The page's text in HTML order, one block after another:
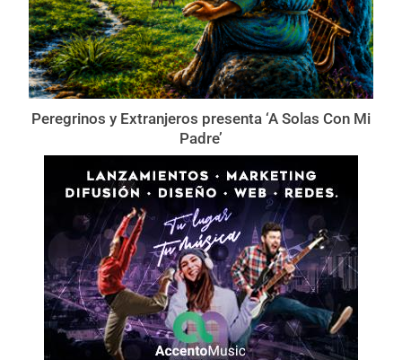
Peregrinos y Extranjeros presenta ‘A Solas Con Mi
Padre’